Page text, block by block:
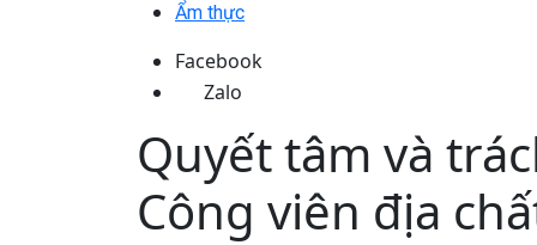
Ẩm thực
Facebook
Zalo
Quyết tâm và
Công viên địa